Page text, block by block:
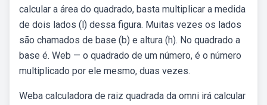
calcular a área do quadrado, basta multiplicar a medida
de dois lados (l) dessa figura. Muitas vezes os lados
são chamados de base (b) e altura (h). No quadrado a
base é. Web — o quadrado de um número, é o número
multiplicado por ele mesmo, duas vezes.
Weba calculadora de raiz quadrada da omni irá calcular